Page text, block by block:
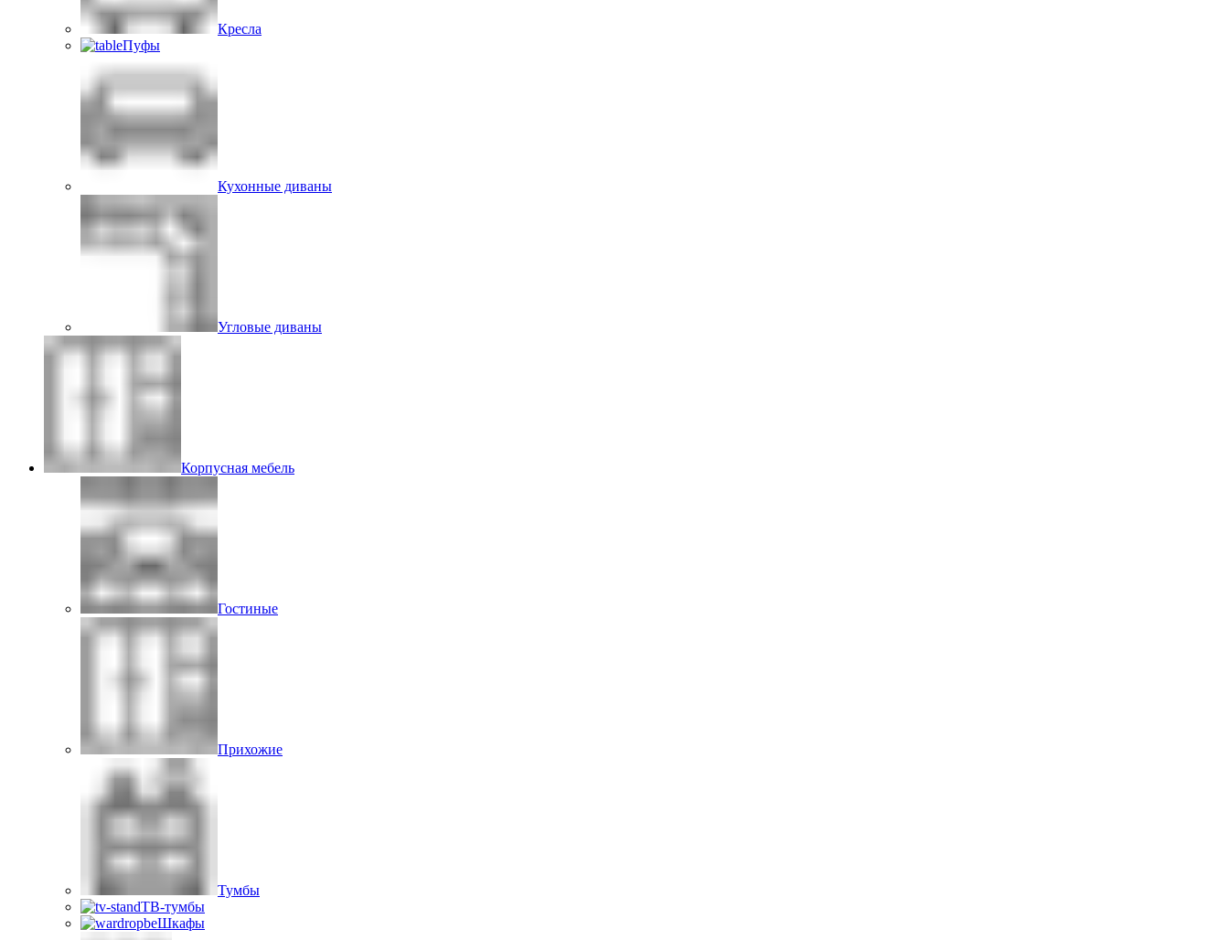
Кресла
Пуфы
Кухонные диваны
Угловые диваны
Корпусная мебель
Гостиные
Прихожие
Тумбы
ТВ-тумбы
Шкафы